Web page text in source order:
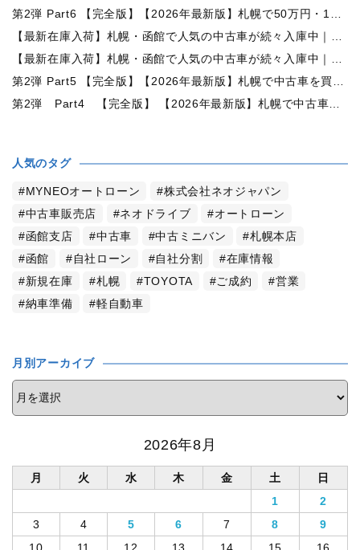
第2弾 Part6 【完全版】【2026年最新版】札幌で50万円・100万円・150万円ならどんな中古車が買える？予算別中古車選び完全ガイド
【最新在庫入荷】札幌・函館で人気の中古車が続々入庫中｜早い者勝ち！【トヨタ ヴォクシー2.0ZS煌Ⅱ 4WD】
【最新在庫入荷】札幌・函館で人気の中古車が続々入庫中｜早い者勝ち！【ダイハツ タント660カスタムX 4WD】
第2弾 Part5 【完全版】【2026年最新版】札幌で中古車を買うなら何月がおすすめ？狙い目の時期・冬前に買うメリットを徹底解説
第2弾 Part4 【完全版】 【2026年最新版】札幌で中古車を買うなら2WDと4WDどっち？北海道の雪道・燃費・価格・維持費を徹底比較
人気のタグ
MYNEOオートローン
株式会社ネオジャパン
中古車販売店
ネオドライブ
オートローン
函館支店
中古車 中古ミニバン
札幌本店
函館
自社ローン 自社分割
在庫情報
新規在庫
札幌 TOYOTA ご成約
営業
納車準備
軽自動車
月別アーカイブ
2026年8月
月 火 水 木 金 土
日
1
2
3
4 5 6 7 8
9